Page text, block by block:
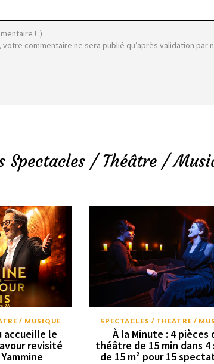
! :)
commentaire ne sera publié qu’après validation par
Spectacles / Théâtre /
/ MUSIQUE
accueille le
revisité
SPECTACLES / THÉÂTRE /
À la Minute : 4 pièces
théâtre de 15 min dans 4
de 15 m² pour 15